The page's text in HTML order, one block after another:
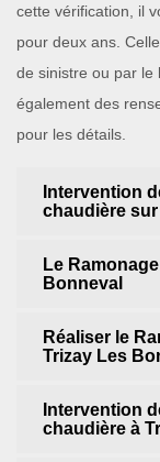
cette vérification, il
pour deux ans.
de sinistre ou par le
également des
pour les détails.
Intervention
chaudière sur
Le
Bonneval
Réaliser le
Trizay Les
Intervention
chaudière à